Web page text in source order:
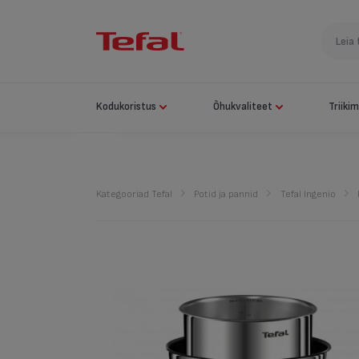
Kodukoristus Õhukvaliteet
Kategooriad Tefal Potid ja pannid Tefal Ingenio